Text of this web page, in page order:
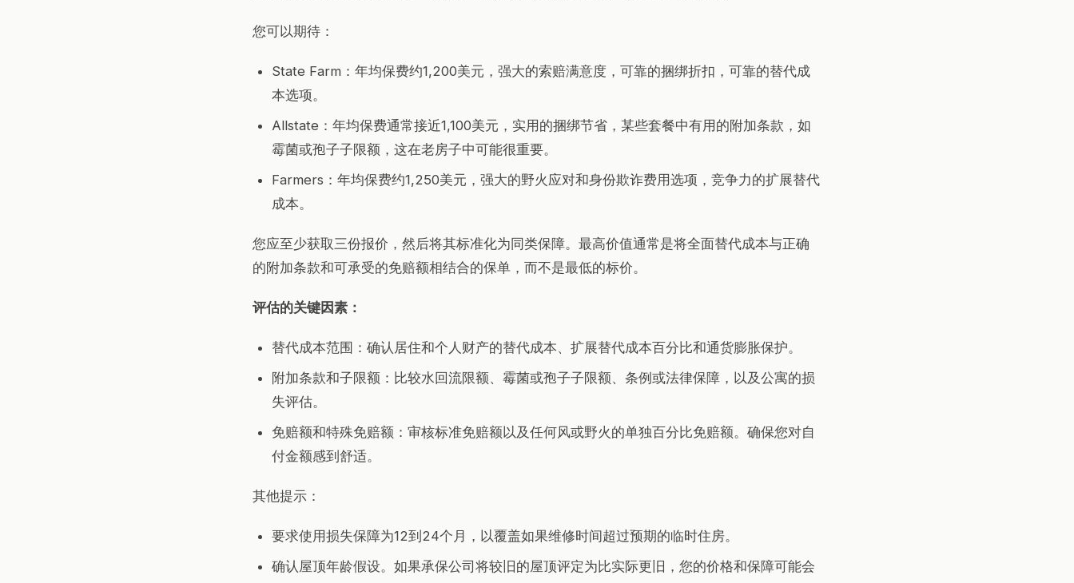
您可以期待：
State Farm：年均保费约1,200美元，强大的索赔满意度，可靠的捆绑折扣，可靠的替代成
本选项。
Allstate：年均保费通常接近1,100美元，实用的捆绑节省，某些套餐中有用的附加条款，如
霉菌或孢子子限额，这在老房子中可能很重要。
Farmers：年均保费约1,250美元，强大的野火应对和身份欺诈费用选项，竞争力的扩展替代
成本。
您应至少获取三份报价，然后将其标准化为同类保障。最高价值通常是将全面替代成本与正确
的附加条款和可承受的免赔额相结合的保单，而不是最低的标价。
评估的关键因素：
替代成本范围：确认居住和个人财产的替代成本、扩展替代成本百分比和通货膨胀保护。
附加条款和子限额：比较水回流限额、霉菌或孢子子限额、条例或法律保障，以及公寓的损
失评估。
免赔额和特殊免赔额：审核标准免赔额以及任何风或野火的单独百分比免赔额。确保您对自
付金额感到舒适。
其他提示：
要求使用损失保障为12到24个月，以覆盖如果维修时间超过预期的临时住房。
确认屋顶年龄假设。如果承保公司将较旧的屋顶评定为比实际更旧，您的价格和保障可能会